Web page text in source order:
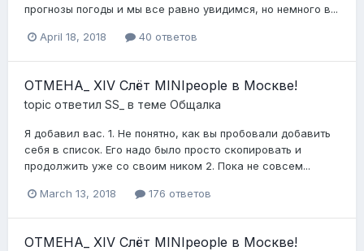
прогнозы погоды и мы все равно увидимся, но немного в...
April 18, 2018 40 ответов
ОТМЕНА_ XIV Слёт MINIpeople в Москве!
topic ответил SS_ в теме Общалка
Я добавил вас. 1. Не понятно, как вы пробовали добавить
себя в список. Его надо было просто скопировать и
продолжить уже со своим ником 2. Пока не совсем...
March 13, 2018 176 ответов
ОТМЕНА_ XIV Слёт MINIpeople в Москве!